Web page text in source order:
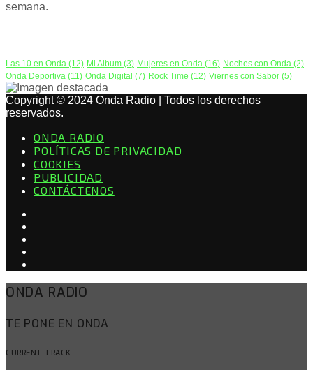
semana.
Las 10 en Onda (12) Mi Album (3) Mujeres en Onda (16) Noches con Onda (2)
Onda Deportiva (11) Onda Digital (7) Rock Time (12) Viernes con Sabor (5)
Copyright © 2024 Onda Radio | Todos los derechos
reservados.
ONDA RADIO
POLÍTICAS DE PRIVACIDAD
COOKIES
PUBLICIDAD
CONTÁCTENOS
ONDA RADIO
TE PONE EN ONDA
CURRENT TRACK